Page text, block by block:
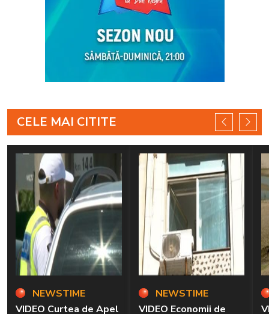
CELE MAI CITITE
NEWSTIME
VIDEO Curtea de Apel
NEWSTIME
VIDEO Economii de